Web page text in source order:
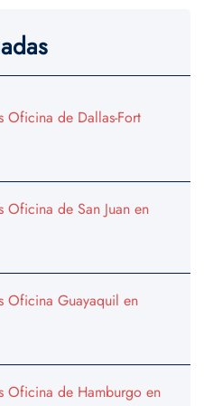
Oficina de Dallas-Fort
Oficina de San Juan en
Oficina Guayaquil en
Oficina de Hamburgo en